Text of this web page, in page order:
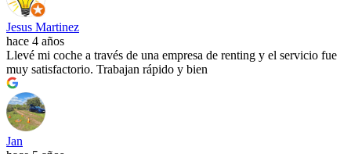
Jesus Martinez
hace 4 años
Llevé mi coche a través de una empresa de renting y el servicio fue
muy satisfactorio. Trabajan rápido y bien
Jan